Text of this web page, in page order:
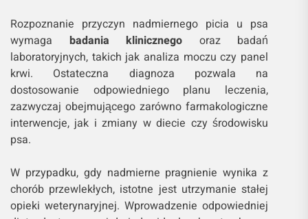
Rozpoznanie przyczyn nadmiernego picia u psa
wymaga badania klinicznego oraz badań
laboratoryjnych, takich jak analiza moczu czy panel
krwi. Ostateczna diagnoza pozwala na
dostosowanie odpowiedniego planu leczenia,
zazwyczaj obejmującego zarówno farmakologiczne
interwencje, jak i zmiany w diecie czy środowisku
psa.
W przypadku, gdy nadmierne pragnienie wynika z
chorób przewlekłych, istotne jest utrzymanie stałej
opieki weterynaryjnej. Wprowadzenie odpowiedniej